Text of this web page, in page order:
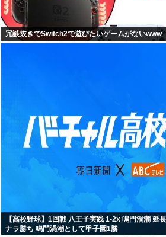
冗談抜きでSwitch2で遊びたいゲームがないwww
【高校野球】1回戦 八王子実践 1-2x 鳴門渦潮 延
ナラ勝ち 鳴門渦潮として甲子園1勝